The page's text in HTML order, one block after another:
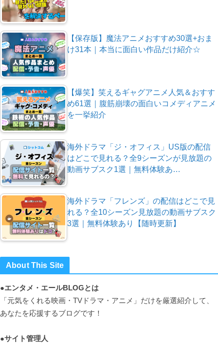
【保存版】魔法アニメおすすめ30選+おま
け31本｜本当に面白い作品だけ紹介☆
【爆笑】笑えるギャグアニメ人気＆おすす
め61選｜腹筋崩壊の面白いコメディアニメ
を一挙紹介
海外ドラマ「ジ・オフィス」US版の配信
はどこで見れる？全9シーズンが見放題の
動画サブスク1選｜無料体験あ…
海外ドラマ「フレンズ」の配信はどこで見
れる？全10シーズン見放題の動画サブスク
3選｜無料体験あり【随時更新】
About This Site
●エンタメ・エールBLOGとは
「元気をくれる映画・TVドラマ・アニメ」だけを厳選紹介して、
あなたを応援するブログです！
●サイト管理人